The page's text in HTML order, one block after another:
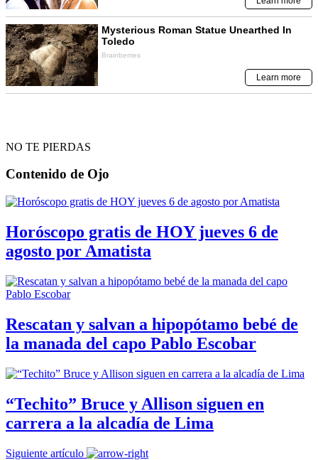
NO TE PIERDAS
Contenido de Ojo
Horóscopo gratis de HOY jueves 6 de
agosto por Amatista
Rescatan y salvan a hipopótamo bebé de
la manada del capo Pablo Escobar
“Techito” Bruce y Allison siguen en
carrera a la alcadía de Lima
Siguiente artículo